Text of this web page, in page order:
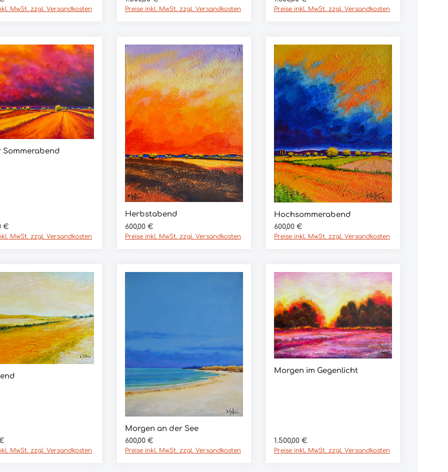
MwSt. zzgl. Versandkosten Preise inkl. MwSt. zzgl. Versandkosten Preise inkl. MwSt. zzgl. Versandkosten
Sommerabend
Preis:
€
MwSt. zzgl. Versandkosten
In den Warenkorb
Herbstabend
Regulärer Preis:
600,00 €
Preise inkl. MwSt. zzgl. Versandkosten
In den Warenkorb
Hochsommerabend
Regulärer Preis:
600,00 €
Preise inkl. MwSt. zzgl. Versandkosten
Preis:
MwSt. zzgl. Versandkosten
In den Warenkorb
Morgen an der See
Regulärer Preis:
600,00 €
Preise inkl. MwSt. zzgl. Versandkosten
Morgen im Gegenlicht
Regulärer Preis:
1.500,00 €
Preise inkl. MwSt. zzgl. Versandkosten